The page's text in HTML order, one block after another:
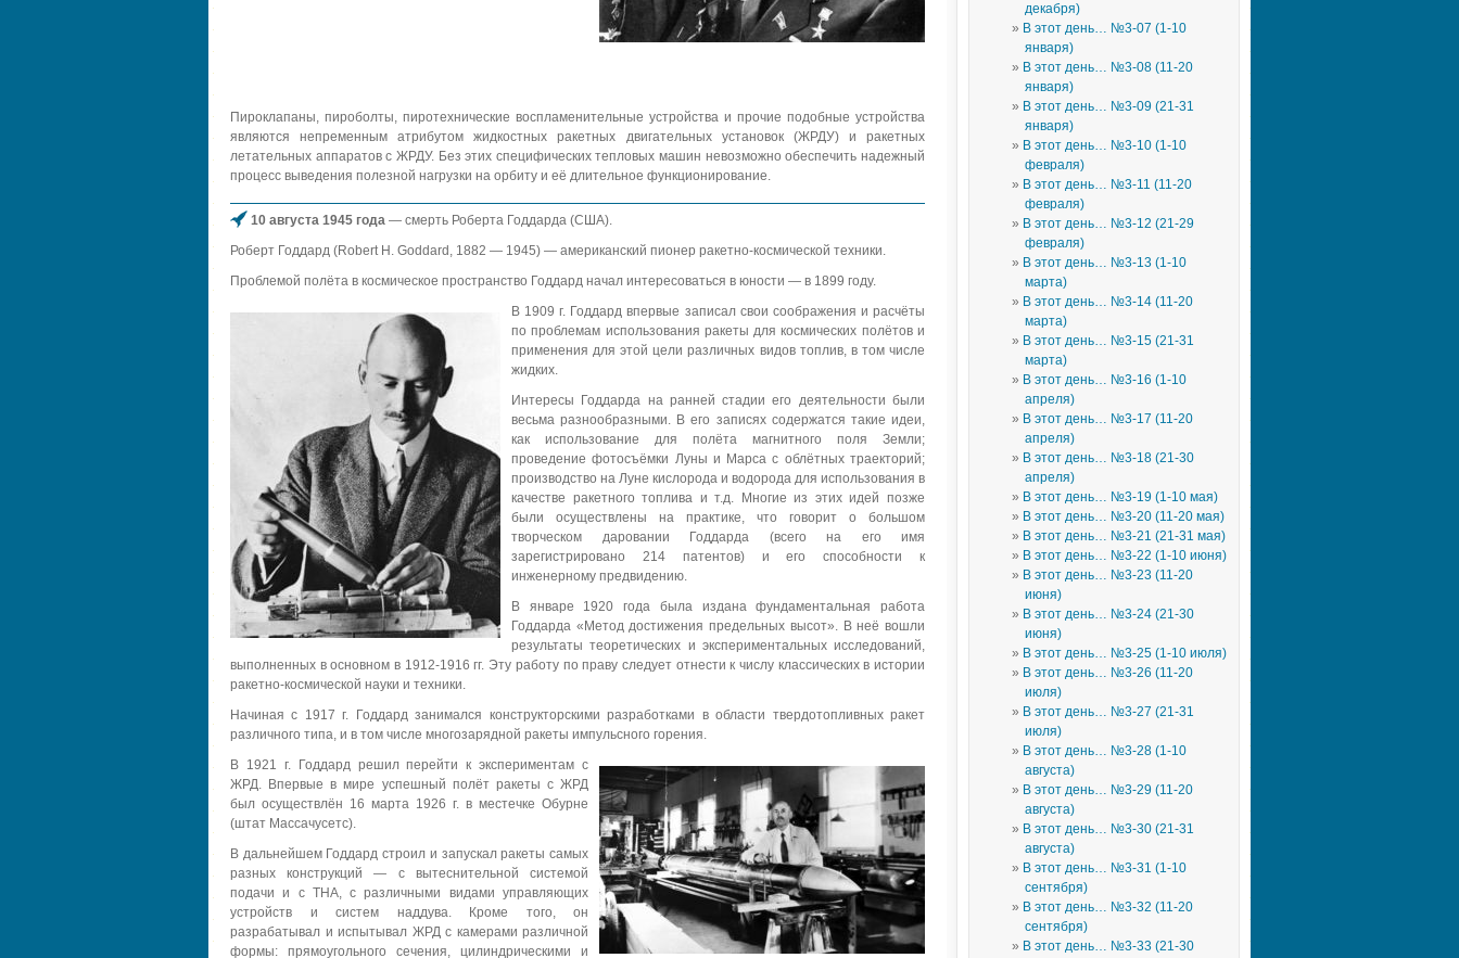
Пироклапаны, пироболты, пиротехнические воспламенительные устройства и прочие подобные устройства
являются непременным атрибутом жидкостных ракетных двигательных установок (ЖРДУ) и ракетных
летательных аппаратов с ЖРДУ. Без этих специфических тепловых машин невозможно обеспечить надежный
процесс выведения полезной нагрузки на орбиту и её длительное функционирование.
10 августа 1945 года — смерть Роберта Годдарда (США).
Роберт Годдард (Robert H. Goddard, 1882 — 1945) — американский пионер ракетно-космической техники.
Проблемой полёта в космическое пространство Годдард начал интересоваться в юности — в 1899 году.
В 1909 г. Годдард впервые записал свои соображения и расчёты
по проблемам использования ракеты для космических полётов и
применения для этой цели различных видов топлив, в том числе
жидких.
Интересы Годдарда на ранней стадии его деятельности были
весьма разнообразными. В его записях содержатся такие идеи,
как использование для полёта магнитного поля Земли;
проведение фотосъёмки Луны и Марса с облётных траекторий;
производство на Луне кислорода и водорода для использования в
качестве ракетного топлива и т.д. Многие из этих идей позже
были осуществлены на практике, что говорит о большом
творческом даровании Годдарда (всего на его имя
зарегистрировано 214 патентов) и его способности к
инженерному предвидению.
В январе 1920 года была издана фундаментальная работа
Годдарда «Метод достижения предельных высот». В неё вошли
результаты теоретических и экспериментальных исследований,
выполненных в основном в 1912-1916 гг. Эту работу по праву следует отнести к числу классических в истории
ракетно-космической науки и техники.
Начиная с 1917 г. Годдард занимался конструкторскими разработками в области твердотопливных ракет
различного типа, и в том числе многозарядной ракеты импульсного горения.
В 1921 г. Годдард решил перейти к экспериментам с
ЖРД. Впервые в мире успешный полёт ракеты с ЖРД
был осуществлён 16 марта 1926 г. в местечке Обурне
(штат Массачусетс).
В дальнейшем Годдард строил и запускал ракеты самых
разных конструкций — с вытеснительной системой
подачи и с ТНА, с различными видами управляющих
устройств и систем наддува. Кроме того, он
разрабатывал и испытывал ЖРД с камерами различной
формы: прямоугольного сечения, цилиндрическими и
декабря)
В этот день… №3-07 (1-10
января)
В этот день… №3-08 (11-20
января)
В этот день… №3-09 (21-31
января)
В этот день… №3-10 (1-10
февраля)
В этот день… №3-11 (11-20
февраля)
В этот день… №3-12 (21-29
февраля)
В этот день… №3-13 (1-10
марта)
В этот день… №3-14 (11-20
марта)
В этот день… №3-15 (21-31
марта)
В этот день… №3-16 (1-10
апреля)
В этот день… №3-17 (11-20
апреля)
В этот день… №3-18 (21-30
апреля)
В этот день… №3-19 (1-10 мая)
В этот день… №3-20 (11-20 мая)
В этот день… №3-21 (21-31 мая)
В этот день… №3-22 (1-10 июня)
В этот день… №3-23 (11-20
июня)
В этот день… №3-24 (21-30
июня)
В этот день… №3-25 (1-10 июля)
В этот день… №3-26 (11-20
июля)
В этот день… №3-27 (21-31
июля)
В этот день… №3-28 (1-10
августа)
В этот день… №3-29 (11-20
августа)
В этот день… №3-30 (21-31
августа)
В этот день… №3-31 (1-10
сентября)
В этот день… №3-32 (11-20
сентября)
В этот день… №3-33 (21-30